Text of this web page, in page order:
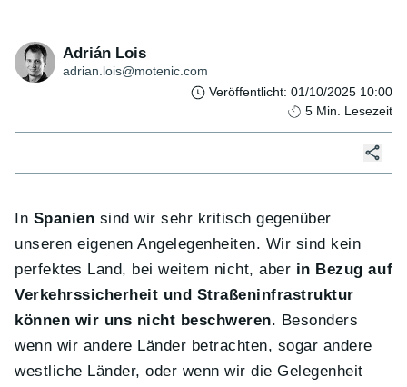
Adrián Lois
adrian.lois@motenic.com
Veröffentlicht: 01/10/2025 10:00
5 Min. Lesezeit
In Spanien sind wir sehr kritisch gegenüber
unseren eigenen Angelegenheiten. Wir sind kein
perfektes Land, bei weitem nicht, aber in Bezug auf
Verkehrssicherheit und Straßeninfrastruktur
können wir uns nicht beschweren. Besonders
wenn wir andere Länder betrachten, sogar andere
westliche Länder, oder wenn wir die Gelegenheit